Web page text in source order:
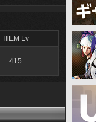
ITEM Lv
415